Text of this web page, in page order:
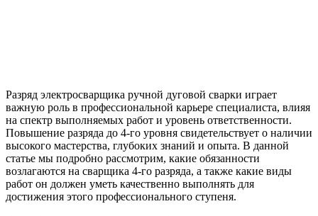
Разряд электросварщика ручной дуговой сварки играет
важную роль в профессиональной карьере специалиста, влияя
на спектр выполняемых работ и уровень ответственности.
Повышение разряда до 4-го уровня свидетельствует о наличии
высокого мастерства, глубоких знаний и опыта. В данной
статье мы подробно рассмотрим, какие обязанности
возлагаются на сварщика 4-го разряда, а также какие виды
работ он должен уметь качественно выполнять для
достижения этого профессионального ступеня.